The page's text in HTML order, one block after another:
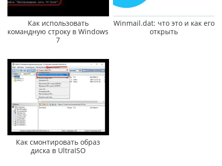
Как использовать
командную строку в Windows
7
Winmail.dat: что это и как его
открыть
Как смонтировать образ
диска в UltraISO